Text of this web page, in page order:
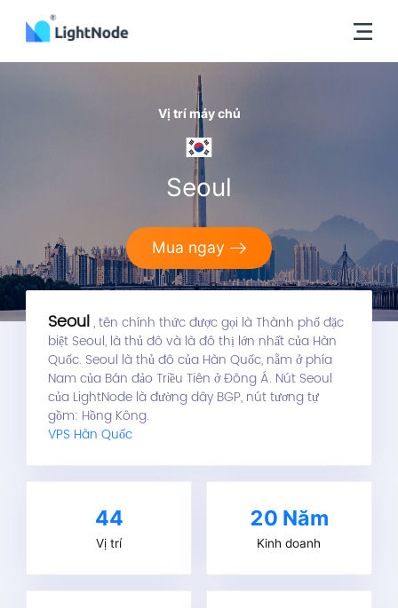
Vị trí máy chủ
Seoul
Mua ngay
Seoul, tên chính thức được gọi là Thành phố đặc
biệt Seoul, là thủ đô và là đô thị lớn nhất của Hàn
Quốc. Seoul là thủ đô của Hàn Quốc, nằm ở phía
Nam của Bán đảo Triều Tiên ở Đông Á. Nút Seoul
của LightNode là đường dây BGP, nút tương tự
gồm: Hồng Kông.
VPS Hàn Quốc
44
Vị trí
20 Năm
Kinh doanh